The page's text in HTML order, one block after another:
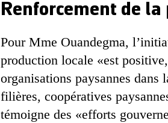
Renforcement de
Pour Mme Ouandegma,
production locale «est
organisations paysannes
filières, coopératives
témoigne des «efforts